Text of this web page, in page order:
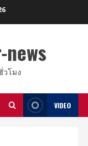
วโมง
VIDEO